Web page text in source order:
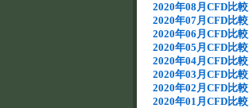
2020年08月CFD比較
2020年07月CFD比較
2020年06月CFD比較
2020年05月CFD比較
2020年04月CFD比較
2020年03月CFD比較
2020年02月CFD比較
2020年01月CFD比較